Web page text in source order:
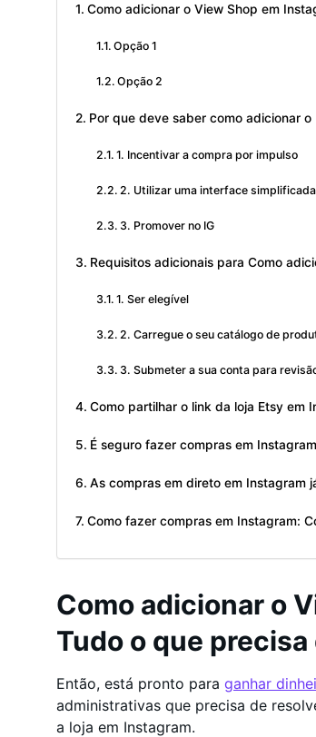
Como adicionar o View Shop em
Opção 1
Opção 2
Por que deve saber como adicionar
1. Incentivar a compra por impulso
2. Utilizar uma interface simplificada
3. Promover no IG
Requisitos adicionais para Como
1. Ser elegível
2. Carregue o seu catálogo de
3. Submeter a sua conta para
Como partilhar o link da loja Etsy em
É seguro fazer compras em
As compras em direto em Instagram
Como fazer compras em Instagram:
Como adicionar o
Tudo o que
Então, está pronto para ganhar
administrativas que precisa de
a loja em Instagram.